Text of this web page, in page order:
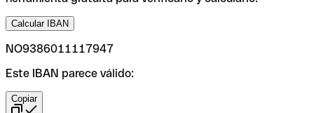
Calcular IBAN
NO9386011117947
Este IBAN parece válido:
Copiar